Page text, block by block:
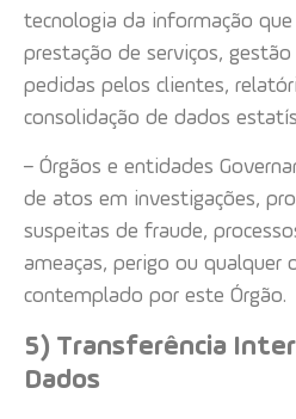
tecnologia da informação
prestação de serviços,
pedidas pelos clientes,
consolidação de dados
– Órgãos e entidades
de atos em investigações,
suspeitas de fraude,
ameaças, perigo ou qualquer
contemplado por este Órgão.
5) Transferência
Dados